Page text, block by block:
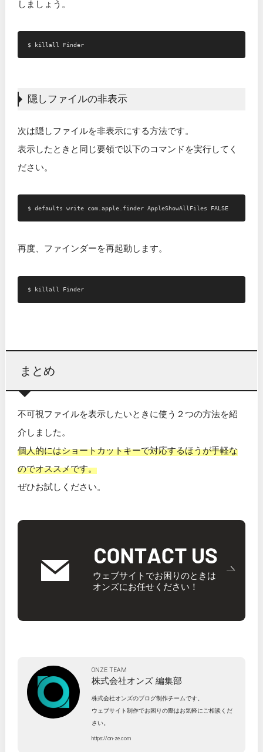
しましょう。
隠しファイルの非表示
次は隠しファイルを非表示にする方法です。
表示したときと同じ要領で以下のコマンドを実行してく
ださい。
再度、ファインダーを再起動します。
まとめ
不可視ファイルを表示したいときに使う２つの方法を紹
介しました。
個人的にはショートカットキーで対応するほうが手軽な
のでオススメです。
ぜひお試しください。
ウェブサイトでお困りのときは
オンズにお任せください！
ONZE TEAM
株式会社オンズ 編集部
株式会社オンズのブログ制作チームです。
ウェブサイト制作でお困りの際はお気軽にご相談くだ
さい。
https://on-ze.com